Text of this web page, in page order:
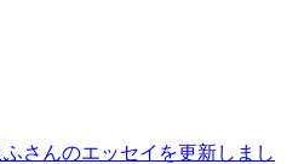
さんのエッセイを更新しまし